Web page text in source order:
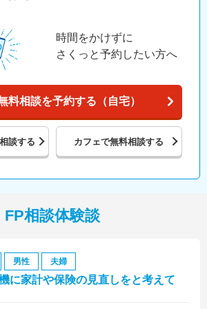
時間をかけずに
さくっと予約したい方へ
料相談を予約する（自宅）
談する カフェで無料相談する
FP相談体験談
男性 夫婦
に家計や保険の見直しをと考えて